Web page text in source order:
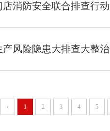
消防安全联合排查行动
风险隐患大排查大整
‹ 1 2 3 4 5